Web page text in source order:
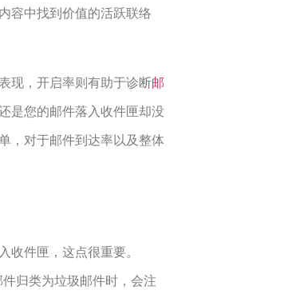
容中找到价值的活跃联络
现，开启率则有助于诊断邮
是您的邮件落入收件匣却没
，对于邮件到达率以及整体
收件匣，这点很重要。
归类为垃圾邮件时，会注